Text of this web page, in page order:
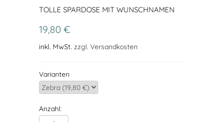
TOLLE SPARDOSE MIT WUNSCHNAMEN
19,80 €
inkl. MwSt. zzgl. Versandkosten
Varianten
Anzahl: